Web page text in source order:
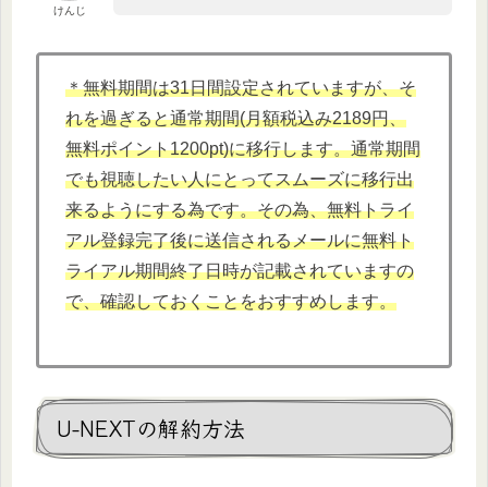
けんじ
＊無料期間は31日間設定されていますが、そ
れを過ぎると通常期間(月額税込み2189円、
無料ポイント1200pt)に移行します。通常期間
でも視聴したい人にとってスムーズに移行出
来るようにする為です。その為、無料トライ
アル登録完了後に送信されるメールに無料ト
ライアル期間終了日時が記載されていますの
で、確認しておくことをおすすめします。
U-NEXTの解約方法